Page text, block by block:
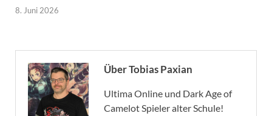
8. Juni 2026
Über Tobias Paxian
Ultima Online und Dark Age of
Camelot Spieler alter Schule!